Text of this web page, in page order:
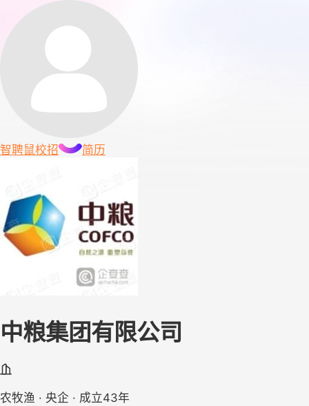
智聘鼠校招 简历
中粮集团有限公司
农牧渔 · 央企 · 成立43年